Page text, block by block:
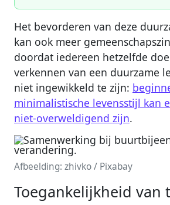
Het bevorderen van deze
kan ook meer
doordat iedereen hetzelfde
verkennen van een duurzame
niet ingewikkeld te zijn:
minimalistische levensstijl kan
niet-overweldigend zijn.
Afbeelding: zhivko / Pixabay
Toegankelijkheid van